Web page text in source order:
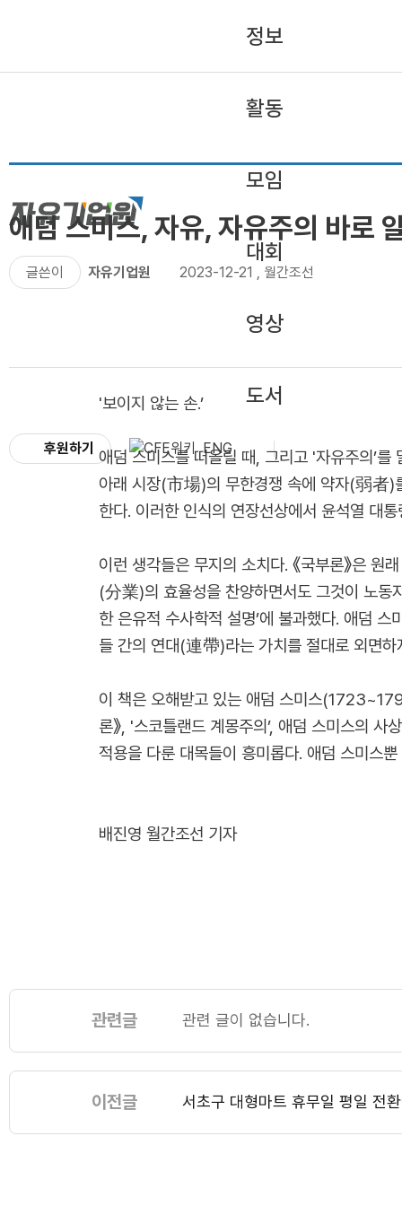
정보
활동
모임
대회
영상
도서
후원하기 ENG
애덤 스미스, 자유, 자유주의 바로
글쓴이 자유기업원 2023-12-21 , 월간조선
'보이지 않는 손.’
애덤 스미스를 떠올릴 때, 그리고 '자유주의’
아래 시장(市場)의 무한경쟁 속에 약자(弱者)
한다. 이러한 인식의 연장선상에서 윤석열 대
이런 생각들은 무지의 소치다. 《국부론》은
(分業)의 효율성을 찬양하면서도 그것이 노동
한 은유적 수사학적 설명’에 불과했다. 애덤 스
들 간의 연대(連帶)라는 가치를 절대로 외면하
이 책은 오해받고 있는 애덤 스미스
론》, '스코틀랜드 계몽주의’, 애덤 스미스의
적용을 다룬 대목들이 흥미롭다. 애덤 스미스
배진영 월간조선 기자
관련글 관련 글이 없습니다.
이전글 서초구 대형마트 휴무일 평일 전